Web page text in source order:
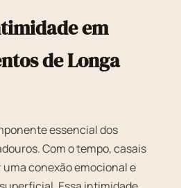
em
de Longa
essencial dos
Com o tempo, casais
conexão emocional e